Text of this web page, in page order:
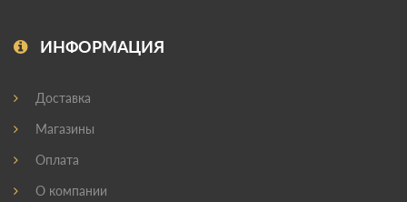
ИНФОРМАЦИЯ
Доставка
Магазины
Оплата
О компании